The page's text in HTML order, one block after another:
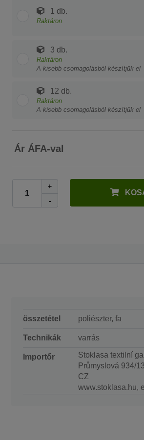
1 db.
Raktáron
3 db.
Raktáron
A kisebb csomagolásból készítjük el
12 db.
Raktáron
A kisebb csomagolásból készítjük el
Ár ÁFA-val
+
-
összetétel poliészter, fa
Technikák varrás
Importőr
Stoklasa textilní
Průmyslová 934/
CZ
www.stoklasa.hu,